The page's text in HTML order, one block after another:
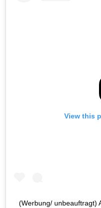
View this
(Werbung/ unbeauftragt)